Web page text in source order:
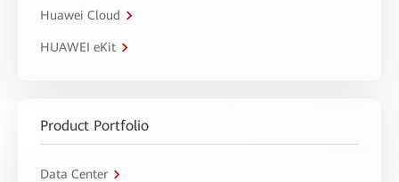
Huawei Cloud
HUAWEI eKit
Product Portfolio
Data Center